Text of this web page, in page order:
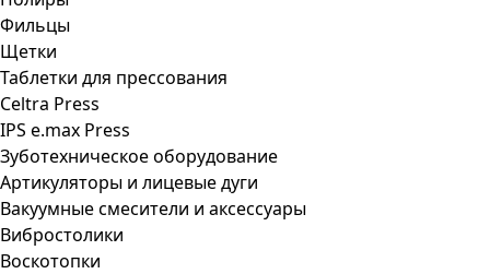
Фильцы
Щетки
Таблетки для прессования
Celtra Press
IPS e.max Press
Зуботехническое оборудование
Артикуляторы и лицевые дуги
Вакуумные смесители и аксессуары
Вибростолики
Воскотопки